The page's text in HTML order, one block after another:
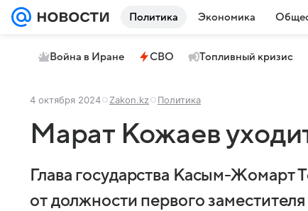
Политика Экономика
Война в Иране СВО Топливный кризис
4 октября 2024 Zakon.kz Политика
Марат Кожаев
Глава государства Касым-Жомарт
от должности первого